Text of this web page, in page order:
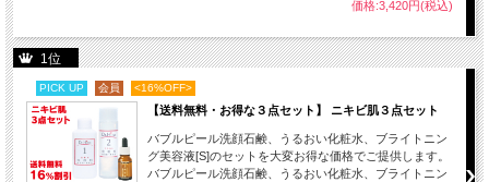
価格:3,420円(税込)
1位
PICK UP 会員 <16%OFF>
【送料無料・お得な３点セット】 ニキビ肌３点セット
バブルピール洗顔石鹸、うるおい化粧水、ブライトニン
グ美容液[S]のセットを大変お得な価格でご提供します。
バブルピール洗顔石鹸、うるおい化粧水、ブライトニン